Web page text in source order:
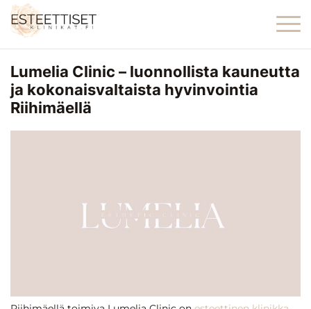
Lumelia Clinic – luonnollista kauneutta
ja kokonaisvaltaista hyvinvointia
Riihimäellä